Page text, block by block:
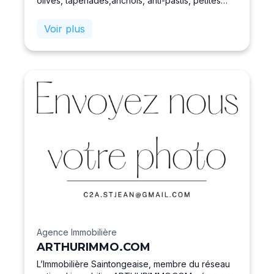
Voir plus
Agence Immobilière
ARTHURIMMO.COM
L’Immobilière Saintongeaise, membre du réseau